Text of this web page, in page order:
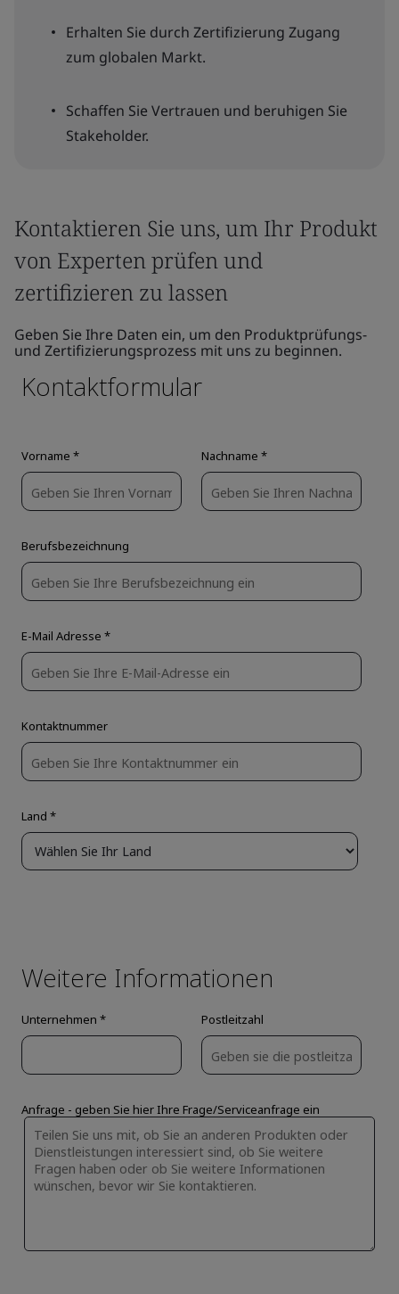
Erhalten Sie durch Zertifizierung Zugang
zum globalen Markt.
Schaffen Sie Vertrauen und beruhigen Sie
Stakeholder.
Kontaktieren Sie uns, um Ihr Produkt
von Experten prüfen und
zertifizieren zu lassen
Geben Sie Ihre Daten ein, um den Produktprüfungs-
und Zertifizierungsprozess mit uns zu beginnen.